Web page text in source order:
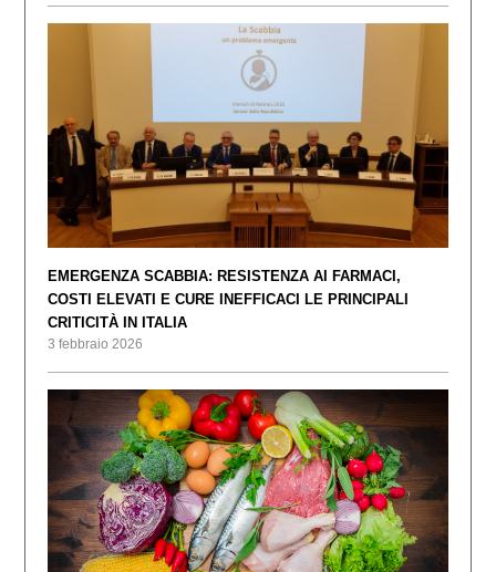
EMERGENZA SCABBIA: RESISTENZA AI FARMACI,
COSTI ELEVATI E CURE INEFFICACI LE PRINCIPALI
CRITICITÀ IN ITALIA
3 febbraio 2026